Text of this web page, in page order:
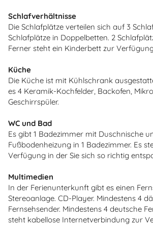
Schlafverhältnisse
Die Schlafplätze verteilen sich auf 3
Schlafplätze in Doppelbetten. 2
Ferner steht ein Kinderbett zur
Küche
Die Küche ist mit Kühlschrank
es 4 Keramik-Kochfelder, Backofen,
Geschirrspüler.
WC und Bad
Es gibt 1 Badezimmer mit Duschnische
Fußbodenheizung in 1 Badezimmer. Es
Verfügung in der Sie sich so richtig
Multimedien
In der Ferienunterkunft gibt es einen
Stereoanlage. CD-Player. Mindestens 4
Fernsehsender. Mindestens 4 deutsche
steht kabellose Internetverbindung zur